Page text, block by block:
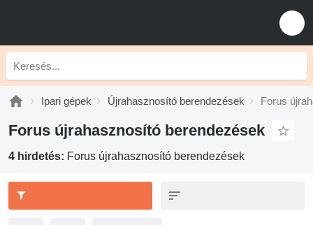
Ipari gépek Újrahasznosító berendezések Forus
Forus újrahasznosító berendezések
4 hirdetés: Forus újrahasznosító berendezések